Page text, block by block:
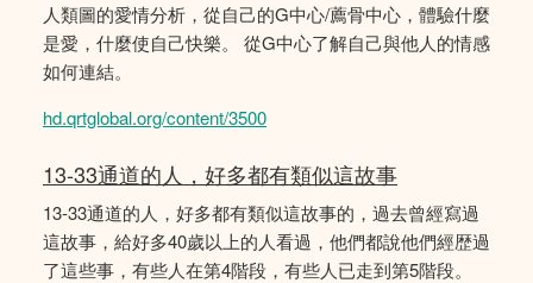
人類圖的愛情分析，從自己的G中心/薦骨中心，體驗什麼
是愛，什麼使自己快樂。 從G中心了解自己與他人的情感
如何連結。
hd.qrtglobal.org/content/3500
13-33通道的人，好多都有類似這故事
13-33通道的人，好多都有類似這故事的，過去曾經寫過
這故事，給好多40歲以上的人看過，他們都說他們經歴過
了這些事，有些人在第4階段，有些人已走到第5階段。